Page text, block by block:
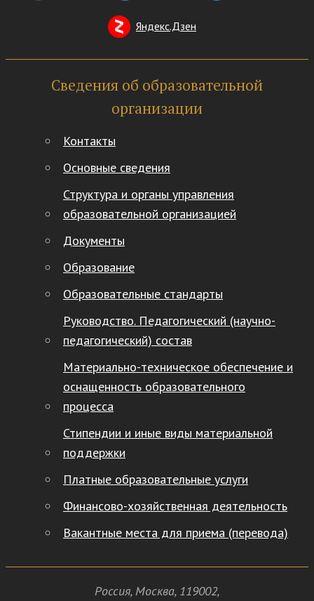
Яндекс.Дзен
Сведения об образовательной
организации
Контакты
Основные сведения
Структура и органы управления
образовательной организацией
Документы
Образование
Образовательные стандарты
Руководство. Педагогический (научно-
педагогический) состав
Материально-техническое обеспечение и
оснащенность образовательного
процесса
Стипендии и иные виды материальной
поддержки
Платные образовательные услуги
Финансово-хозяйственная деятельность
Вакантные места для приема (перевода)
Россия, Москва, 119002,